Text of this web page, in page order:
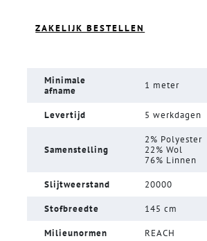
ZAKELIJK BESTELLEN
Minimale
afname
1 meter
Levertijd 5 werkdagen
Samenstelling
2% Polyester
22% Wol
76% Linnen
Slijtweerstand 20000
Stofbreedte 145 cm
Milieunormen REACH